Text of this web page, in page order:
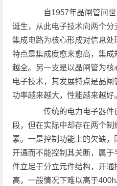
自1957年晶闸管问世
诞生，从此电子技术向两个
集成电路为核心形成对信息
特点是集成度愈来愈高，集
越全。另一支是以晶闸管为
电子技术，其发展特点是晶闸
功率越来越大，性能越来越好
传统的电力电子器件
段，但在实际中却存在两个制
素。一是控制功能上的欠缺
开通而不能控制其关断，属
件立足于分立元件结构，开
高，一般情况下难以高于